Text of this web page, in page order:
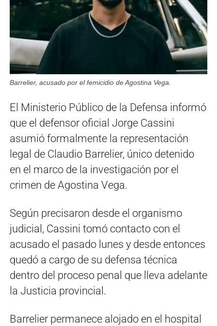
Barrelier, acusado por el femicidio de Agostina Vega.
El Ministerio Público de la Defensa informó
que el defensor oficial Jorge Cassini
asumió formalmente la representación
legal de Claudio Barrelier, único detenido
en el marco de la investigación por el
crimen de Agostina Vega.
Según precisaron desde el organismo
judicial, Cassini tomó contacto con el
acusado el pasado lunes y desde entonces
quedó a cargo de su defensa técnica
dentro del proceso penal que lleva adelante
la Justicia provincial.
Barrelier permanece alojado en el hospital